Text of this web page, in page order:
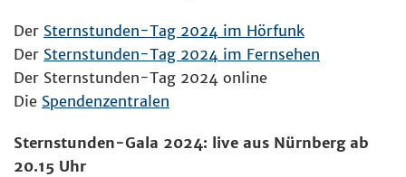
Der Sternstunden-Tag 2024 im Hörfunk
Der Sternstunden-Tag 2024 im Fernsehen
Der Sternstunden-Tag 2024 online
Die Spendenzentralen
Sternstunden-Gala 2024: live aus Nürnberg ab
20.15 Uhr